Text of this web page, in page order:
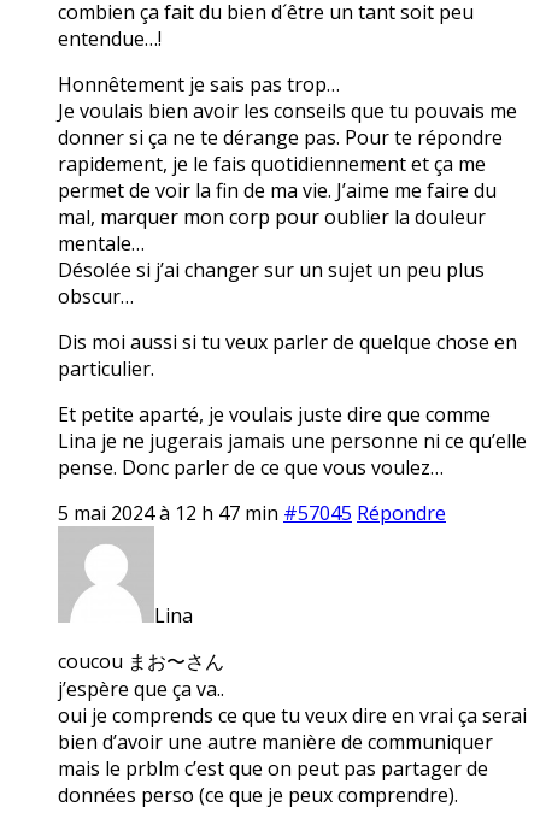
combien ça fait du bien d´être un tant soit peu
entendue…!
Honnêtement je sais pas trop…
Je voulais bien avoir les conseils que tu pouvais me
donner si ça ne te dérange pas. Pour te répondre
rapidement, je le fais quotidiennement et ça me
permet de voir la fin de ma vie. J’aime me faire du
mal, marquer mon corp pour oublier la douleur
mentale…
Désolée si j’ai changer sur un sujet un peu plus
obscur…
Dis moi aussi si tu veux parler de quelque chose en
particulier.
Et petite aparté, je voulais juste dire que comme
Lina je ne jugerais jamais une personne ni ce qu’elle
pense. Donc parler de ce que vous voulez…
5 mai 2024 à 12 h 47 min #57045 Répondre
Lina
coucou まお〜さん
j’espère que ça va..
oui je comprends ce que tu veux dire en vrai ça serai
bien d’avoir une autre manière de communiquer
mais le prblm c’est que on peut pas partager de
données perso (ce que je peux comprendre).